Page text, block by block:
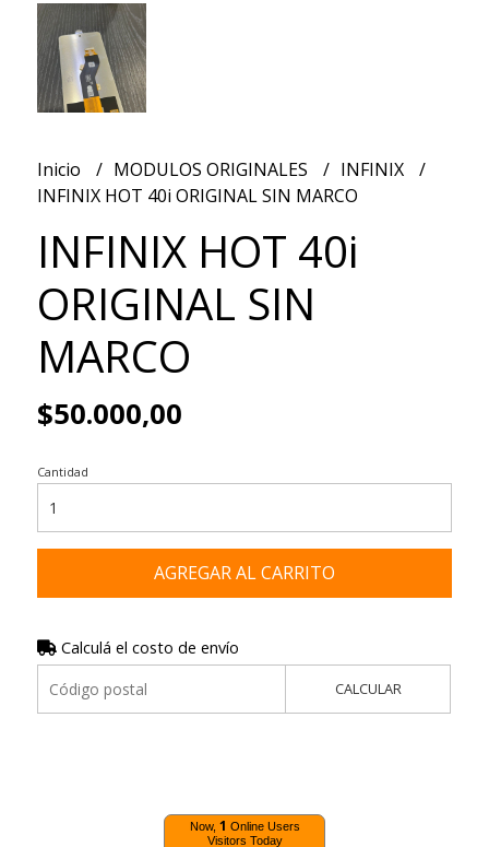
Inicio MODULOS ORIGINALES
INFINIX
INFINIX HOT 40i ORIGINAL SIN MARCO
INFINIX HOT 40i
ORIGINAL SIN
MARCO
$50.000,00
Cantidad
AGREGAR AL CARRITO
Calculá el costo de envío
CALCULAR
Now, 1 Online Users
Visitors Today